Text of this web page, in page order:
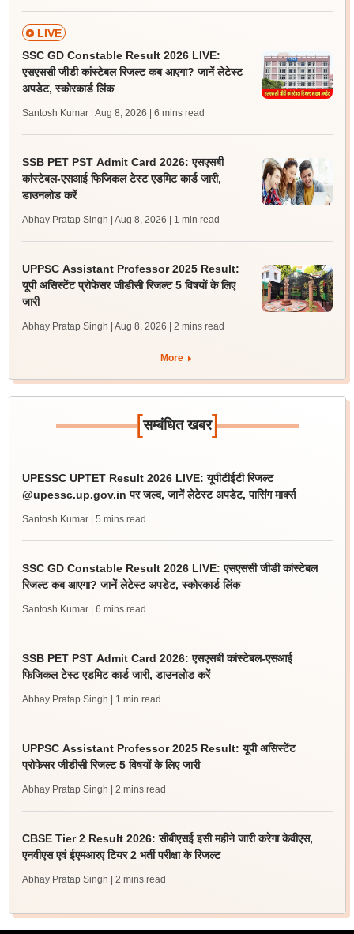
LIVE
SSC GD Constable Result 2026 LIVE:
एसएससी जीडी कांस्टेबल रिजल्ट कब आएगा? जानें लेटेस्ट
अपडेट, स्कोरकार्ड लिंक
Santosh Kumar | Aug 8, 2026 | 6 mins read
SSB PET PST Admit Card 2026: एसएसबी
कांस्टेबल-एसआई फिजिकल टेस्ट एडमिट कार्ड जारी,
डाउनलोड करें
Abhay Pratap Singh | Aug 8, 2026 | 1 min read
UPPSC Assistant Professor 2025 Result:
यूपी असिस्टेंट प्रोफेसर जीडीसी रिजल्ट 5 विषयों के लिए
जारी
Abhay Pratap Singh | Aug 8, 2026 | 2 mins read
More
[सम्बंधित खबर]
UPESSC UPTET Result 2026 LIVE: यूपीटीईटी रिजल्ट
@upessc.up.gov.in पर जल्द, जानें लेटेस्ट अपडेट, पासिंग मार्क्स
Santosh Kumar | 5 mins read
SSC GD Constable Result 2026 LIVE: एसएससी जीडी कांस्टेबल
रिजल्ट कब आएगा? जानें लेटेस्ट अपडेट, स्कोरकार्ड लिंक
Santosh Kumar | 6 mins read
SSB PET PST Admit Card 2026: एसएसबी कांस्टेबल-एसआई
फिजिकल टेस्ट एडमिट कार्ड जारी, डाउनलोड करें
Abhay Pratap Singh | 1 min read
UPPSC Assistant Professor 2025 Result: यूपी असिस्टेंट
प्रोफेसर जीडीसी रिजल्ट 5 विषयों के लिए जारी
Abhay Pratap Singh | 2 mins read
CBSE Tier 2 Result 2026: सीबीएसई इसी महीने जारी करेगा केवीएस,
एनवीएस एवं ईएमआरए टियर 2 भर्ती परीक्षा के रिजल्ट
Abhay Pratap Singh | 2 mins read